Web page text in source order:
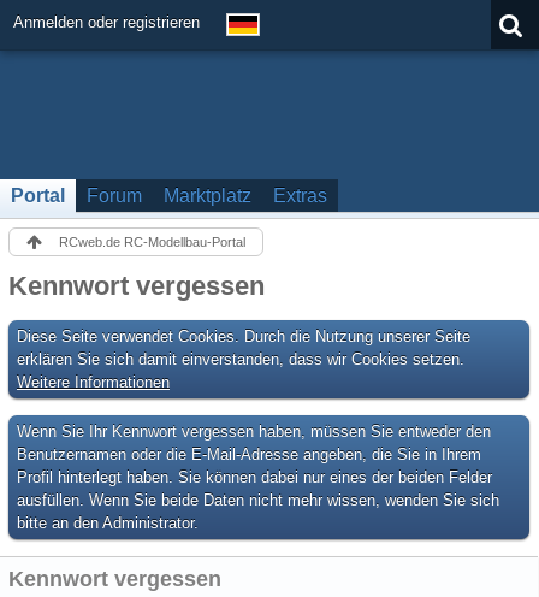
Anmelden oder registrieren
Portal Forum Marktplatz Extras
RCweb.de RC-Modellbau-Portal
Kennwort vergessen
Diese Seite verwendet Cookies. Durch die Nutzung unserer Seite
erklären Sie sich damit einverstanden, dass wir Cookies setzen.
Weitere Informationen
Wenn Sie Ihr Kennwort vergessen haben, müssen Sie entweder den
Benutzernamen oder die E-Mail-Adresse angeben, die Sie in Ihrem
Profil hinterlegt haben. Sie können dabei nur eines der beiden Felder
ausfüllen. Wenn Sie beide Daten nicht mehr wissen, wenden Sie sich
bitte an den Administrator.
Kennwort vergessen